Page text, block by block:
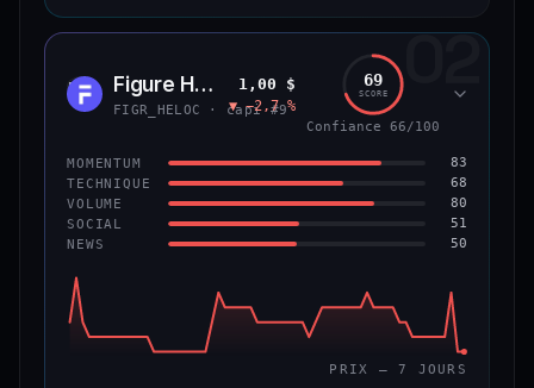
CAP. MARCHÉ VOLUME 24 H
VAR. 7 J VAR. 30 J
+2,0 %
VS ATH
−8,5 %
CONFIANCE 69/100
02
FIGR Figure Heloc
FIGR_HELOC · capi #9
1,00 $
▼ −2,7 %
69
SCORE
Confiance 66/100
MOMENTUM 83
TECHNIQUE 68
VOLUME 80
SOCIAL 51
NEWS 50
PRIX — 7 JOURS